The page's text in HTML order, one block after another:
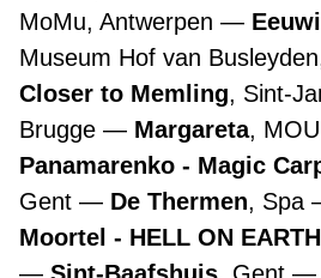
MoMu, Antwerpen
Museum Hof van
Closer to Memling, Sint-
Brugge
Margareta,
Panamarenko - Magic
Gent
De Thermen, Spa
Moortel - HELL ON EARTH